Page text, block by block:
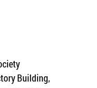
Building,